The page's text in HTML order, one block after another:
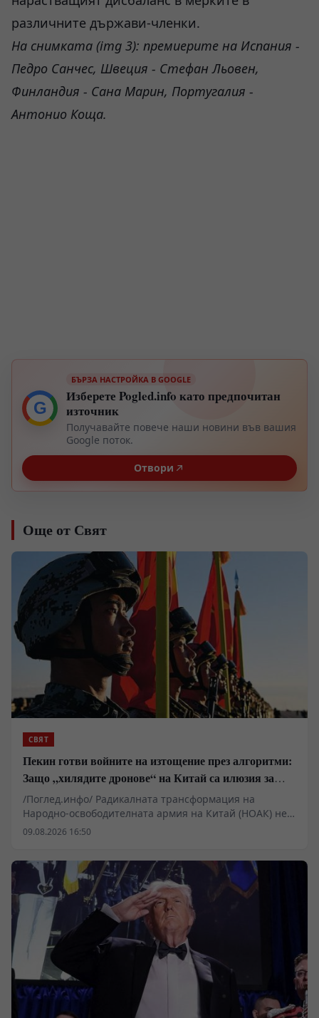
различните държави-членки.
На снимката (img 3): премиерите на Испания -
Педро Санчес, Швеция - Стефан Льовен,
Финландия - Сана Марин, Португалия -
Антонио Коща.
G
БЪРЗА НАСТРОЙКА В GOOGLE
Изберете Pogled.info като предпочитан
източник
Получавайте повече наши новини във вашия
Google поток.
Отвори
Още от Свят
СВЯТ
Пекин готви войните на изтощение през алгоритми:
Защо „хилядите дронове“ на Китай са илюзия за
лаици
/Поглед.инфо/ Радикалната трансформация на
Народно-освободителната армия на Китай (НОАК) не
се състои в изграждането на холивудски „армади от
Анализът на стратегията на Пекин показва, че до 2027
г. Китай цели да постигне не просто количествено
превъзходство, а пълна парализа на противниковата
отбрана чрез изкуствен интелект и индустриален
контрол над глобалните вериги за доставки.
09.08.2026 16:50